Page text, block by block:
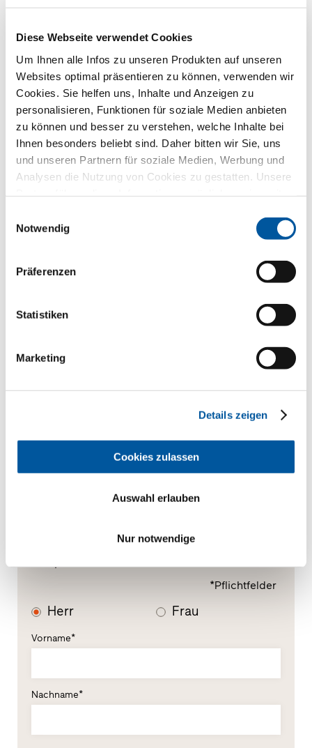
Diese Webseite verwendet Cookies
Um Ihnen alle Infos zu unseren Produkten auf unseren
Websites optimal präsentieren zu können, verwenden wir
Cookies. Sie helfen uns, Inhalte und Anzeigen zu
personalisieren, Funktionen für soziale Medien anbieten
zu können und besser zu verstehen, welche Inhalte bei
Ihnen besonders beliebt sind. Daher bitten wir Sie, uns
und unseren Partnern für soziale Medien, Werbung und
Analysen die Nutzung von Cookies zu gestatten. Unsere
haben oder die sie im Rahmen Ihrer Nutzung der Dienste
Notwendig
Präferenzen
Statistiken
Marketing
Details zeigen
Cookies zulassen
Auswahl erlauben
Nur notwendige
So gehen wir mit Ihren Daten um.
Wir verwenden Ihre Daten, um Ihre Anfrage bestmöglich
zu beantworten – aber nicht für ungefragte Werbung.
Dafür geben wir Sie direkt an den gewählten
Händlerpartner weiter – ebenfalls nur für diesen Zweck.
Alle Einzelheiten der Datenverarbeitung sind in
dieserDatenschutzerklärungbeschrieben.
Welches Thema interessiert Sie besonders?
Glaswände
Ihre Mitteilung
*Pflichtfelder
Herr Frau
Vorname*
Nachname*